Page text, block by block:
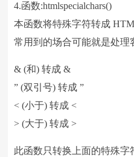
4.函数:htmlspecialchars()
本函数将特殊字符转成
常用到的场合可能就是处理
& (和) 转成 &
” (双引号) 转成 ”
< (小于) 转成 <
> (大于) 转成 >
此函数只转换上面的特殊